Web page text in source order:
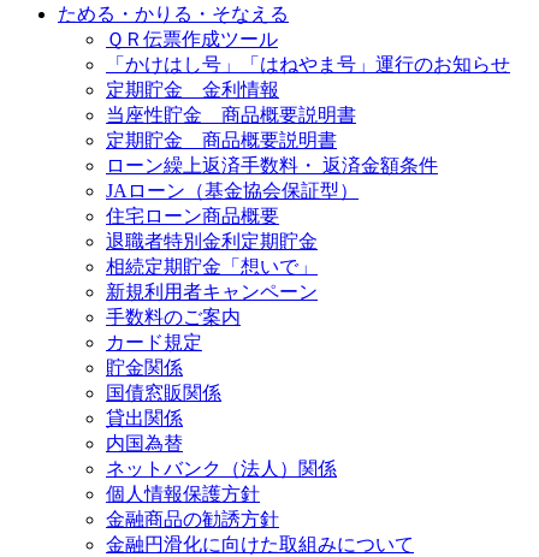
ためる・かりる・そなえる
ＱＲ伝票作成ツール
「かけはし号」「はねやま号」運行のお知らせ
定期貯金 金利情報
当座性貯金 商品概要説明書
定期貯金 商品概要説明書
ローン繰上返済手数料・ 返済金額条件
JAローン（基金協会保証型）
住宅ローン商品概要
退職者特別金利定期貯金
相続定期貯金「想いで」
新規利用者キャンペーン
手数料のご案内
カード規定
貯金関係
国債窓販関係
貸出関係
内国為替
ネットバンク（法人）関係
個人情報保護方針
金融商品の勧誘方針
金融円滑化に向けた取組みについて